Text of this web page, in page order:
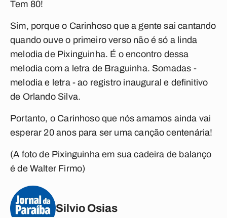
Tem 80!
Sim, porque o Carinhoso que a gente sai cantando
quando ouve o primeiro verso não é só a linda
melodia de Pixinguinha. É o encontro dessa
melodia com a letra de Braguinha. Somadas -
melodia e letra - ao registro inaugural e definitivo
de Orlando Silva.
Portanto, o Carinhosoque nós amamos ainda vai
esperar 20 anos para ser uma canção centenária!
(A foto de Pixinguinha em sua cadeira de balanço
é de Walter Firmo)
Silvio Osias